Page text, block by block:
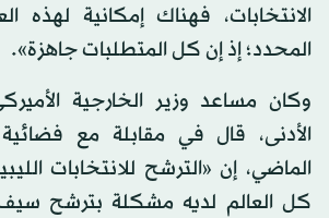
الانتخابات، فهناك إمكانية لهذه
المحدد؛ إذ إن كل المتطلبات جاهزة».
وكان مساعد وزير الخارجية
الأدنى، قال في مقابلة مع فضائية
الماضي، إن «الترشح للانتخابات
كل العالم لديه مشكلة بترشح سيف